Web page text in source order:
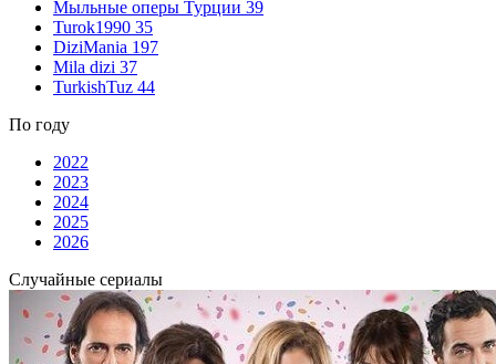
Мыльные оперы Турции 39
Turok1990 35
DiziMania 197
Mila dizi 37
TurkishTuz 44
По году
2022
2023
2024
2025
2026
Случайные сериалы